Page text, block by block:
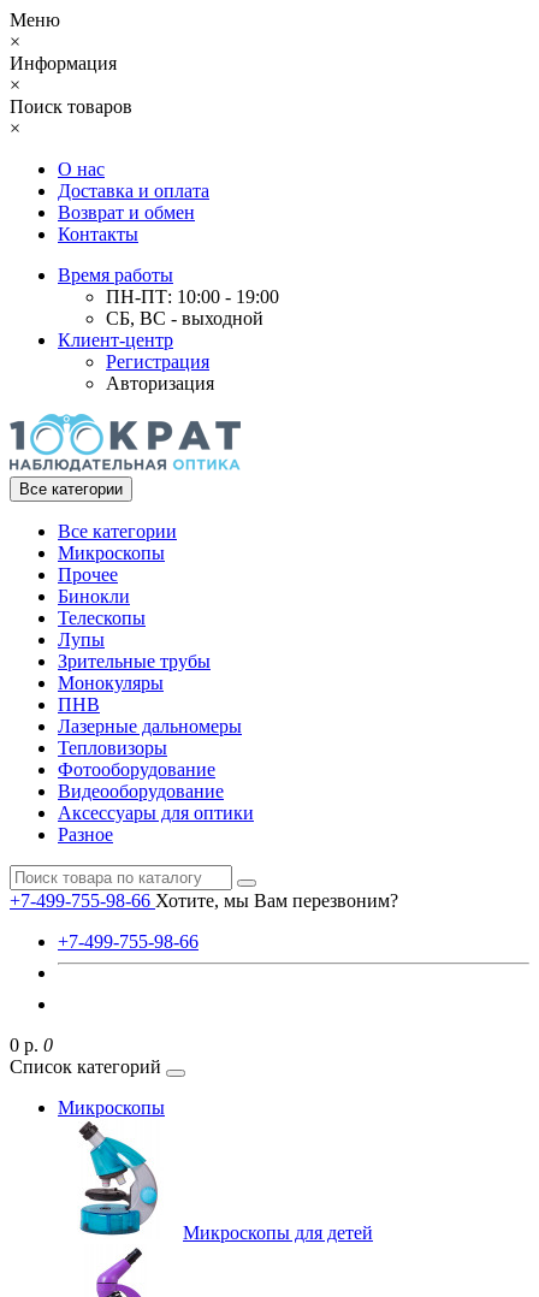
Меню
×
Информация
×
Поиск товаров
×
О нас
Доставка и оплата
Возврат и обмен
Контакты
Время работы
ПН-ПТ: 10:00 - 19:00
СБ, ВС - выходной
Клиент-центр
Регистрация
Авторизация
Все категории
Все категории
Микроскопы
Прочее
Бинокли
Телескопы
Лупы
Зрительные трубы
Монокуляры
ПНВ
Лазерные дальномеры
Тепловизоры
Фотооборудование
Видеооборудование
Аксессуары для оптики
Разное
+7-499-755-98-66 Хотите, мы Вам перезвоним?
+7-499-755-98-66
0 р. 0
Список категорий
Микроскопы
Микроскопы для детей